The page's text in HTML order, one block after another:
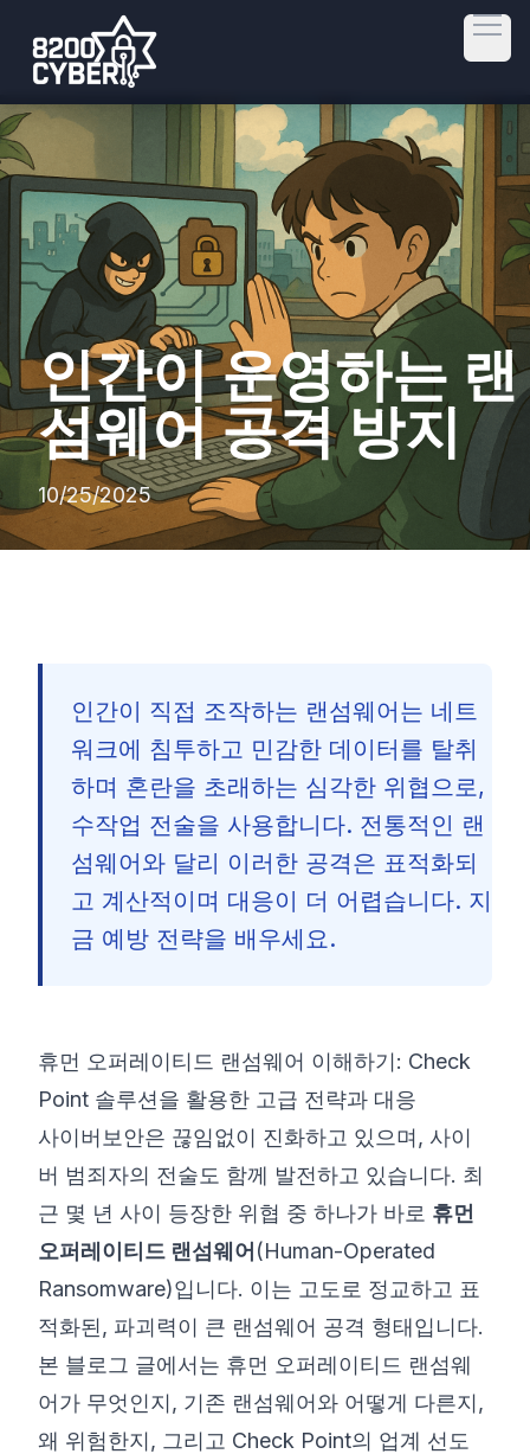
©2026 8200 사이버 부트캠프
인간이 운영하는 랜
섬웨어 공격 방지
10/25/2025
인간이 직접 조작하는 랜섬웨어는 네트
워크에 침투하고 민감한 데이터를 탈취
하며 혼란을 초래하는 심각한 위협으로,
수작업 전술을 사용합니다. 전통적인 랜
섬웨어와 달리 이러한 공격은 표적화되
고 계산적이며 대응이 더 어렵습니다. 지
금 예방 전략을 배우세요.
휴먼 오퍼레이티드 랜섬웨어 이해하기: Check
Point 솔루션을 활용한 고급 전략과 대응
사이버보안은 끊임없이 진화하고 있으며, 사이
버 범죄자의 전술도 함께 발전하고 있습니다. 최
근 몇 년 사이 등장한 위협 중 하나가 바로 휴먼
오퍼레이티드 랜섬웨어 (Human-Operated
Ransomware)입니다. 이는 고도로 정교하고 표
적화된, 파괴력이 큰 랜섬웨어 공격 형태입니다.
본 블로그 글에서는 휴먼 오퍼레이티드 랜섬웨
어가 무엇인지, 기존 랜섬웨어와 어떻게 다른지,
왜 위험한지, 그리고 Check Point의 업계 선도